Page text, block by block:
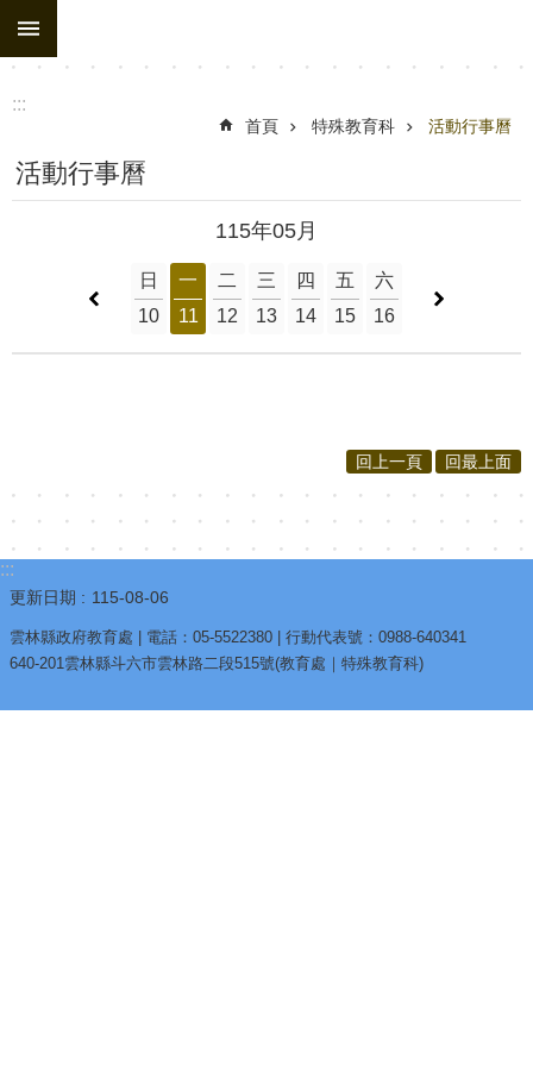
跳到主要內容區塊
:::
首頁 特殊教育科 活動行事曆
活動行事曆
115年05月
10
日
11
一
12
二
13
三
14
四
15
五
16
六
回上一頁 回最上面
:::
更新日期 115-08-06
雲林縣政府教育處 | 電話：05-5522380 | 行動代表號：0988-640341
640-201雲林縣斗六市雲林路二段515號(教育處｜特殊教育科)